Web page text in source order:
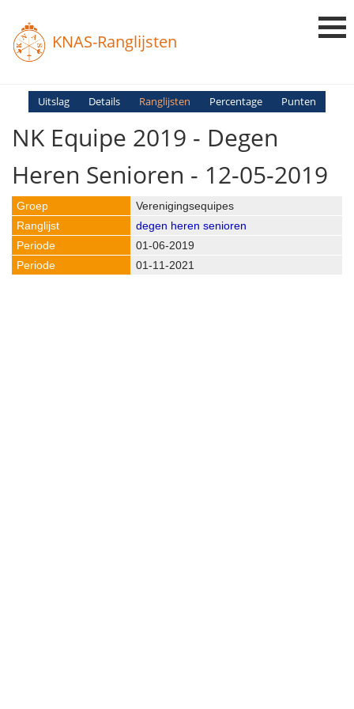
KNAS-Ranglijsten
Login
Uitslag Details Ranglijsten Percentage Punten
NK Equipe 2019 - Degen
Heren Senioren - 12-05-2019
Verenigingsequipes
degen heren senioren
01-06-2019
01-11-2021